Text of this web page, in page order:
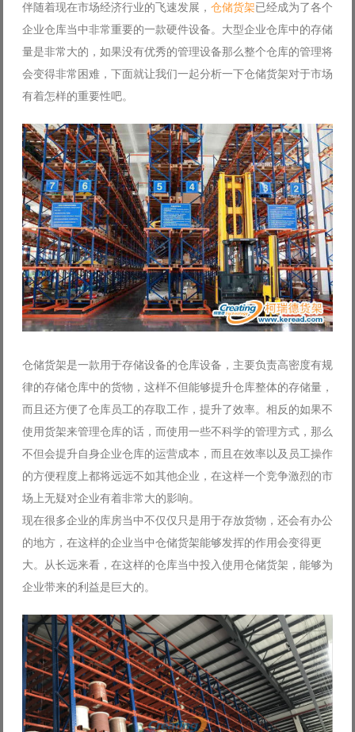
伴随着现在市场经济行业的飞速发展， 仓储货架已经成为了各个
企业仓库当中非常重要的一款硬件设备。大型企业仓库中的存储
量是非常大的，如果没有优秀的管理设备那么整个仓库的管理将
会变得非常困难，下面就让我们一起分析一下仓储货架对于市场
有着怎样的重要性吧。
仓储货架是一款用于存储设备的仓库设备，主要负责高密度有规
律的存储仓库中的货物，这样不但能够提升仓库整体的存储量，
而且还方便了仓库员工的存取工作，提升了效率。相反的如果不
使用货架来管理仓库的话，而使用一些不科学的管理方式，那么
不但会提升自身企业仓库的运营成本，而且在效率以及员工操作
的方便程度上都将远远不如其他企业，在这样一个竞争激烈的市
场上无疑对企业有着非常大的影响。
现在很多企业的库房当中不仅仅只是用于存放货物，还会有办公
的地方，在这样的企业当中仓储货架能够发挥的作用会变得更
大。从长远来看，在这样的仓库当中投入使用仓储货架，能够为
企业带来的利益是巨大的。
Log in with Facebook
Forgot your password?
Forgot your username?